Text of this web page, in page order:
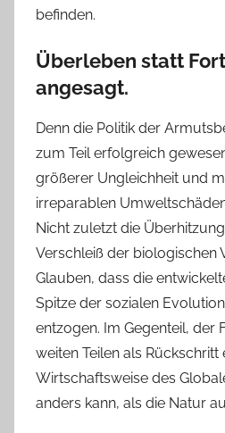
befinden.
Überleben statt
angesagt.
Denn die Politik der
zum Teil erfolgreich
größerer Ungleichheit und
irreparablen
Nicht zuletzt die
Verschleiß der biologischen
Glauben, dass die
Spitze der sozialen
entzogen. Im Gegenteil, der
weiten Teilen als
Wirtschaftsweise des
anders kann, als die Natur